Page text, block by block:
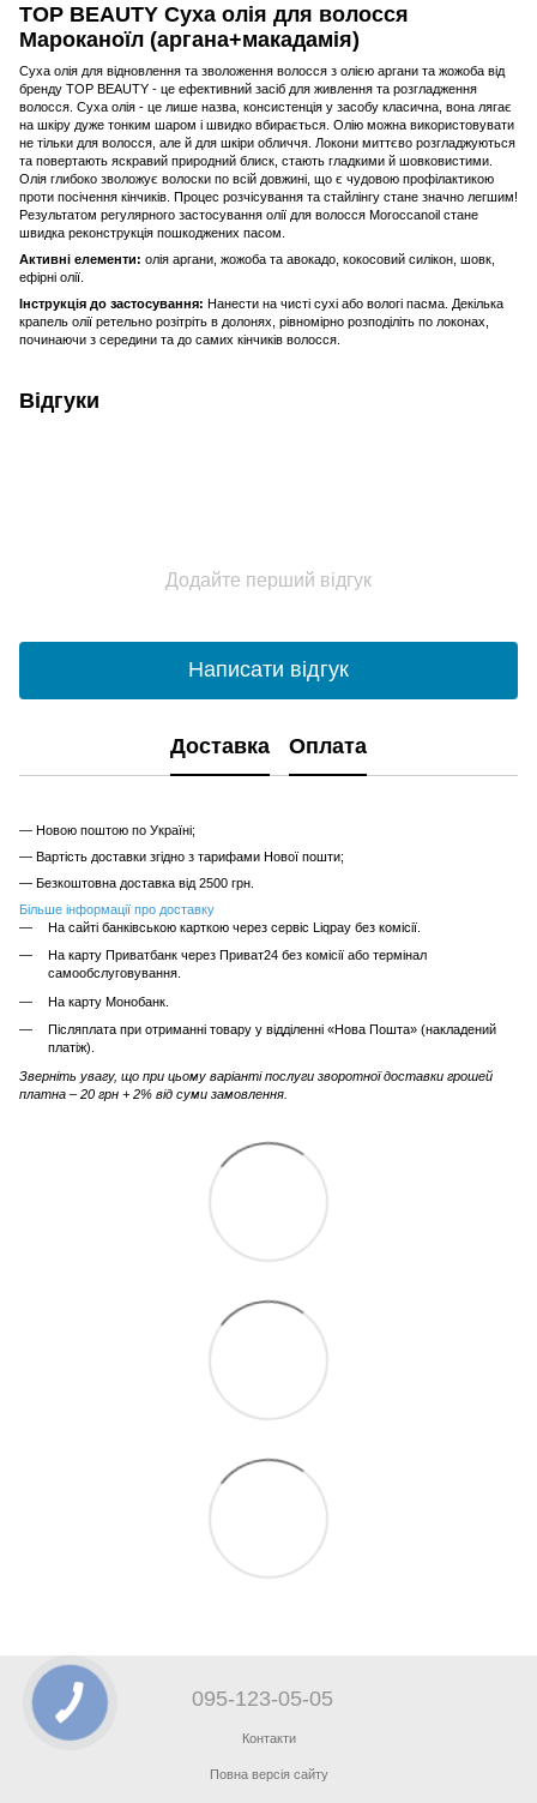
TOP BEAUTY Суха олія для волосся
Мароканоїл (аргана+макадамія)
Суха олія для відновлення та зволоження волосся з олією аргани та жожоба від
бренду TOP BEAUTY - це ефективний засіб для живлення та розгладження
волосся. Суха олія - це лише назва, консистенція у засобу класична, вона лягає
на шкіру дуже тонким шаром і швидко вбирається. Олію можна використовувати
не тільки для волосся, але й для шкіри обличчя. Локони миттєво розгладжуються
та повертають яскравий природний блиск, стають гладкими й шовковистими.
Олія глибоко зволожує волоски по всій довжині, що є чудовою профілактикою
проти посічення кінчиків. Процес розчісування та стайлінгу стане значно легшим!
Результатом регулярного застосування олії для волосся Moroccanoil стане
швидка реконструкція пошкоджених пасом.
Активні елементи: олія аргани, жожоба та авокадо, кокосовий силікон, шовк,
ефірні олії.
Інструкція до застосування: Нанести на чисті сухі або вологі пасма. Декілька
крапель олії ретельно розітріть в долонях, рівномірно розподіліть по локонах,
починаючи з середини та до самих кінчиків волосся.
Відгуки
Додайте перший відгук
Написати відгук
Доставка Оплата
— Новою поштою по Україні;
— Вартість доставки згідно з тарифами Нової пошти;
— Безкоштовна доставка від 2500 грн.
Більше інформації про доставку
На сайті банківською карткою через сервіс Liqpay без комісії.
На карту Приватбанк через Приват24 без комісії або термінал
самообслуговування.
На карту Монобанк.
Післяплата при отриманні товару у відділенні «Нова Пошта» (накладений
платіж).
Зверніть увагу, що при цьому варіанті послуги зворотної доставки грошей
платна – 20 грн + 2% від суми замовлення.
095-123-05-05
Контакти
Повна версія сайту